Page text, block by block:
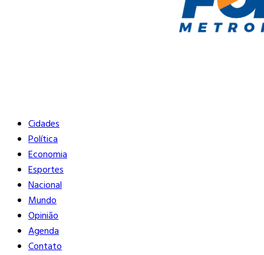
Cidades
Política
Economia
Esportes
Nacional
Mundo
Opinião
Agenda
Contato